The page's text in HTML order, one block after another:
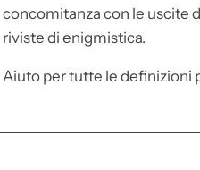
concomitanza con le uscite
riviste di enigmistica.
Aiuto per tutte le definizioni